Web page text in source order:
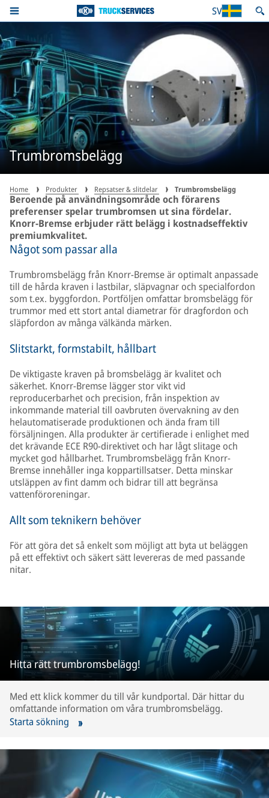
SV
Trumbromsbelägg
Home Produkter Repsatser & slitdelar Trumbromsbelägg
Beroende på användningsområde och förarens
preferenser spelar trumbromsen ut sina fördelar.
Knorr-Bremse erbjuder rätt belägg i kostnadseffektiv
premiumkvalitet.
Något som passar alla
Trumbromsbelägg från Knorr-Bremse är optimalt anpassade
till de hårda kraven i lastbilar, släpvagnar och specialfordon
som t.ex. byggfordon. Portföljen omfattar bromsbelägg för
trummor med ett stort antal diametrar för dragfordon och
släpfordon av många välkända märken.
Slitstarkt, formstabilt, hållbart
De viktigaste kraven på bromsbelägg är kvalitet och
säkerhet. Knorr-Bremse lägger stor vikt vid
reproducerbarhet och precision, från inspektion av
inkommande material till oavbruten övervakning av den
helautomatiserade produktionen och ända fram till
försäljningen. Alla produkter är certifierade i enlighet med
det krävande ECE R90-direktivet och har lågt slitage och
mycket god hållbarhet. Trumbromsbelägg från Knorr-
Bremse innehåller inga koppartillsatser. Detta minskar
utsläppen av fint damm och bidrar till att begränsa
vattenföroreningar.
Allt som teknikern behöver
För att göra det så enkelt som möjligt att byta ut beläggen
på ett effektivt och säkert sätt levereras de med passande
nitar.
Hitta rätt trumbromsbelägg!
Med ett klick kommer du till vår kundportal. Där hittar du
omfattande information om våra trumbromsbelägg.
Starta sökning